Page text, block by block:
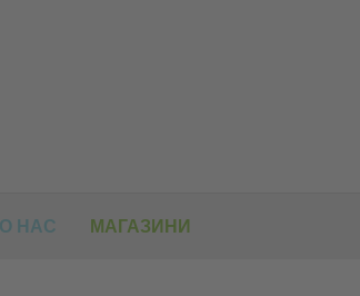
НАС МАГАЗИНИ